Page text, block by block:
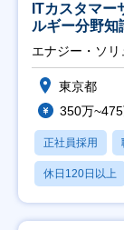
ITカスタマー
ルギー分野知
エナジー・ソ
東京都
350万
正社員採用
休日120日以上